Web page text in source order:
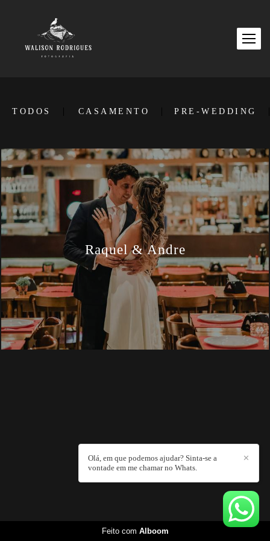
TODOS CASAMENTO PRE-WEDDING
Raquel & Andre
✕
Olá, em que podemos ajudar? Sinta-se a
vontade em me chamar no Whats.
Feito com Alboom